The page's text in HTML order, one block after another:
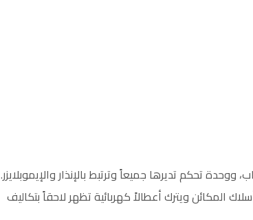
تحكم تديرها جميعاً وترتبط بالإنذار والإيموبلايزر.
ويترك أعطالاً كهربائية تظهر لاحقاً بتكاليف